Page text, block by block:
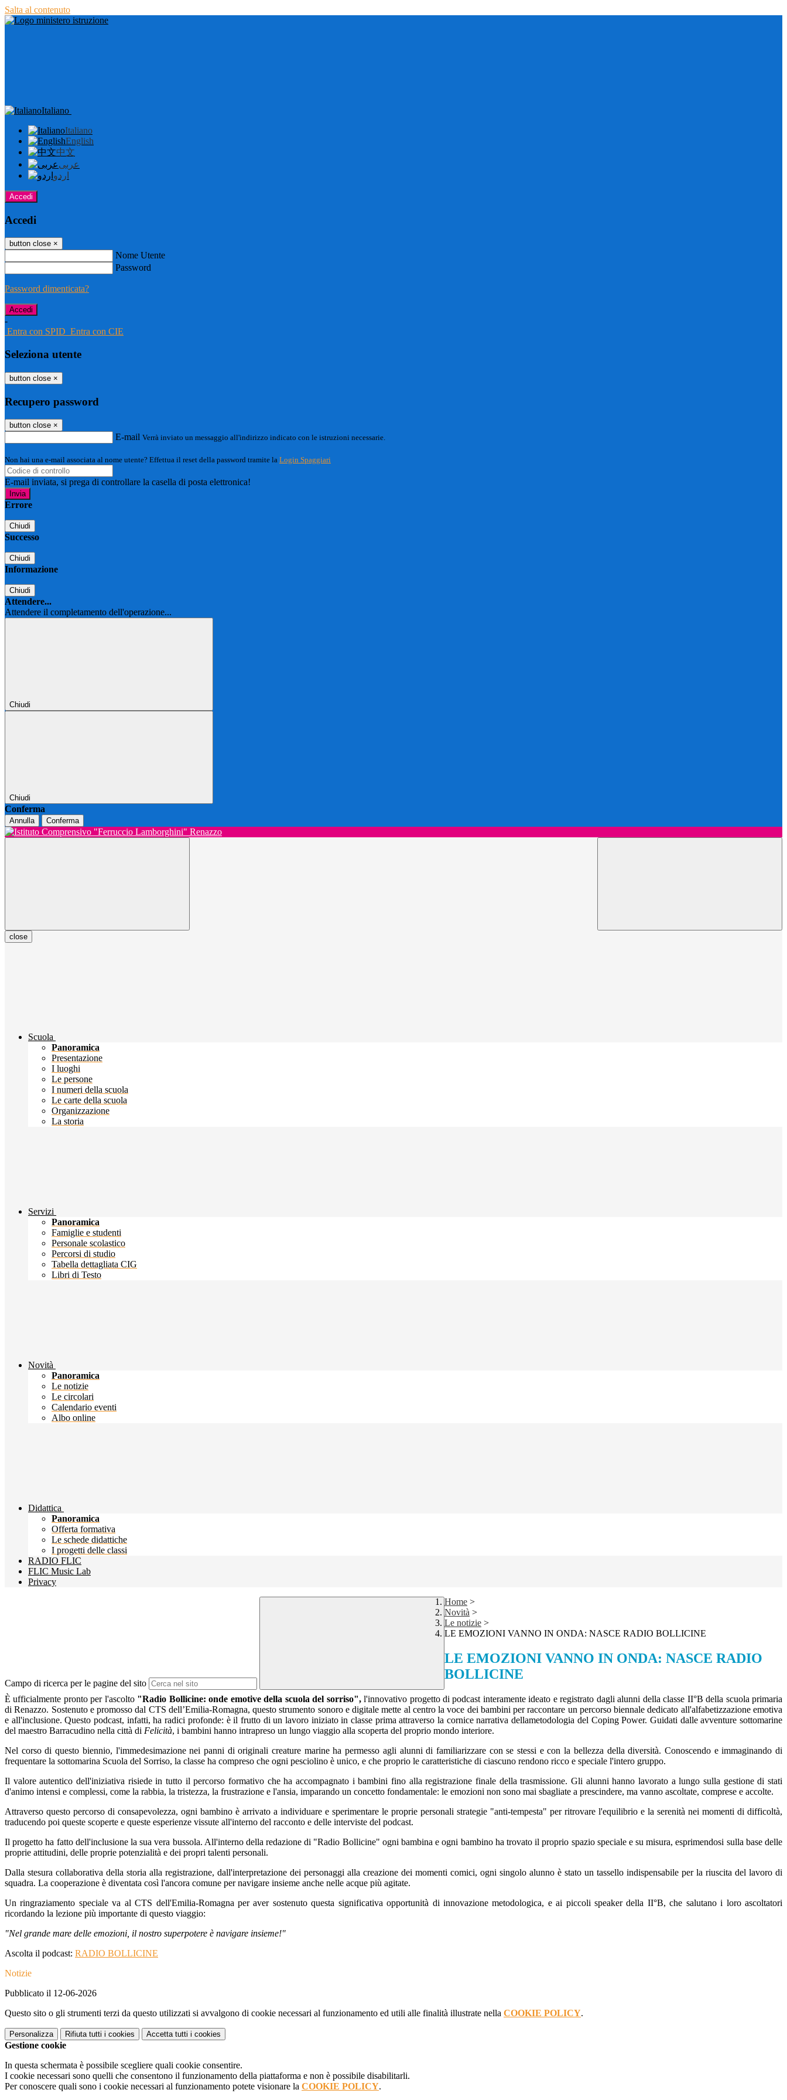
Salta al contenuto
Italiano
Italiano
English
中文
عربى
اردو
Accedi
Accedi
button close ×
Nome Utente
Password
Password dimenticata?
-
Entra con SPID Entra con CIE
Seleziona utente
button close ×
Recupero password
button close ×
E-mail Verrà inviato un messaggio all'indirizzo indicato con le istruzioni necessarie.
Non hai una e-mail associata al nome utente? Effettua il reset della password tramite la Login Spaggiari
E-mail inviata, si prega di controllare la casella di posta elettronica!
Errore
Chiudi
Successo
Chiudi
Informazione
Chiudi
Attendere...
Attendere il completamento dell'operazione...
Chiudi
Chiudi
Conferma
Annulla Conferma
close
Scuola
Panoramica
Presentazione
I luoghi
Le persone
I numeri della scuola
Le carte della scuola
Organizzazione
La storia
Servizi
Panoramica
Famiglie e studenti
Personale scolastico
Percorsi di studio
Tabella dettagliata CIG
Libri di Testo
Novità
Panoramica
Le notizie
Le circolari
Calendario eventi
Albo online
Didattica
Panoramica
Offerta formativa
Le schede didattiche
I progetti delle classi
RADIO FLIC
FLIC Music Lab
Privacy
Campo di ricerca per le pagine del sito
Home >
Novità >
Le notizie >
LE EMOZIONI VANNO IN ONDA: NASCE RADIO BOLLICINE
LE EMOZIONI VANNO IN ONDA: NASCE RADIO
BOLLICINE
È ufficialmente pronto per l'ascolto "Radio Bollicine: onde emotive della scuola del sorriso",l'innovativo progetto di podcast interamente ideato e registrato dagli alunni della classe II°B della scuola primaria
di Renazzo. Sostenuto e promosso dal CTS dell’Emilia-Romagna, questo strumento sonoro e digitale mette al centro la voce dei bambini per raccontare un percorso biennale dedicato all'alfabetizzazione emotiva
e all'inclusione. Questo podcast, infatti, ha radici profonde: è il frutto di un lavoro iniziato in classe prima attraverso la cornice narrativa dellametodologia del Coping Power. Guidati dalle avventure sottomarine
del maestro Barracudino nella città di Felicità, i bambini hanno intrapreso un lungo viaggio alla scoperta del proprio mondo interiore.
Nel corso di questo biennio, l'immedesimazione nei panni di originali creature marine ha permesso agli alunni di familiarizzare con se stessi e con la bellezza della diversità. Conoscendo e immaginando di
frequentare la sottomarina Scuola del Sorriso, la classe ha compreso che ogni pesciolino è unico, e che proprio le caratteristiche di ciascuno rendono ricco e speciale l'intero gruppo.
Il valore autentico dell'iniziativa risiede in tutto il percorso formativo che ha accompagnato i bambini fino alla registrazione finale della trasmissione. Gli alunni hanno lavorato a lungo sulla gestione di stati
d'animo intensi e complessi, come la rabbia, la tristezza, la frustrazione e l'ansia, imparando un concetto fondamentale: le emozioni non sono mai sbagliate a prescindere, ma vanno ascoltate, comprese e accolte.
Attraverso questo percorso di consapevolezza, ogni bambino è arrivato a individuare e sperimentare le proprie personali strategie "anti-tempesta" per ritrovare l'equilibrio e la serenità nei momenti di difficoltà,
traducendo poi queste scoperte e queste esperienze vissute all'interno del racconto e delle interviste del podcast.
Il progetto ha fatto dell'inclusione la sua vera bussola. All'interno della redazione di "Radio Bollicine" ogni bambina e ogni bambino ha trovato il proprio spazio speciale e su misura, esprimendosi sulla base delle
proprie attitudini, delle proprie potenzialità e dei propri talenti personali.
Dalla stesura collaborativa della storia alla registrazione, dall'interpretazione dei personaggi alla creazione dei momenti comici, ogni singolo alunno è stato un tassello indispensabile per la riuscita del lavoro di
squadra. La cooperazione è diventata così l'ancora comune per navigare insieme anche nelle acque più agitate.
Un ringraziamento speciale va al CTS dell'Emilia-Romagna per aver sostenuto questa significativa opportunità di innovazione metodologica, e ai piccoli speaker della II°B, che salutano i loro ascoltatori
ricordando la lezione più importante di questo viaggio:
"Nel grande mare delle emozioni, il nostro superpotere è navigare insieme!"
Ascolta il podcast: RADIO BOLLICINE
Notizie
Pubblicato il 12-06-2026
Questo sito o gli strumenti terzi da questo utilizzati si avvalgono di cookie necessari al funzionamento ed utili alle finalità illustrate nella COOKIE POLICY.
Personalizza Rifiuta tutti i cookies Accetta tutti i cookies
Gestione cookie
In questa schermata è possibile scegliere quali cookie consentire.
I cookie necessari sono quelli che consentono il funzionamento della piattaforma e non è possibile disabilitarli.
Per conoscere quali sono i cookie necessari al funzionamento potete visionare la COOKIE POLICY.